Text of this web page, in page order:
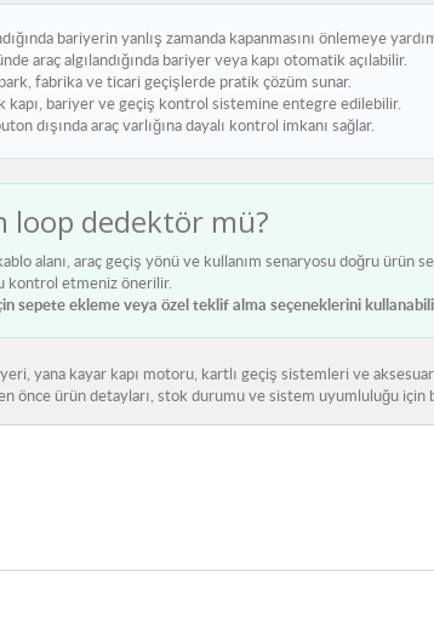
bariyerin yanlış zamanda kapanmasını önlemeye
araç algılandığında bariyer veya kapı otomatik açılabilir.
fabrika ve ticari geçişlerde pratik çözüm sunar.
kapı, bariyer ve geçiş kontrol sistemine entegre edilebilir.
dışında araç varlığına dayalı kontrol imkanı sağlar.
loop dedektör mü?
alanı, araç geçiş yönü ve kullanım senaryosu doğru ürün
kontrol etmeniz önerilir.
sepete ekleme veya özel teklif alma seçeneklerini
, yana kayar kapı motoru, kartlı geçiş sistemleriveaksesuar
önce ürün detayları, stok durumu ve sistem uyumluluğu için